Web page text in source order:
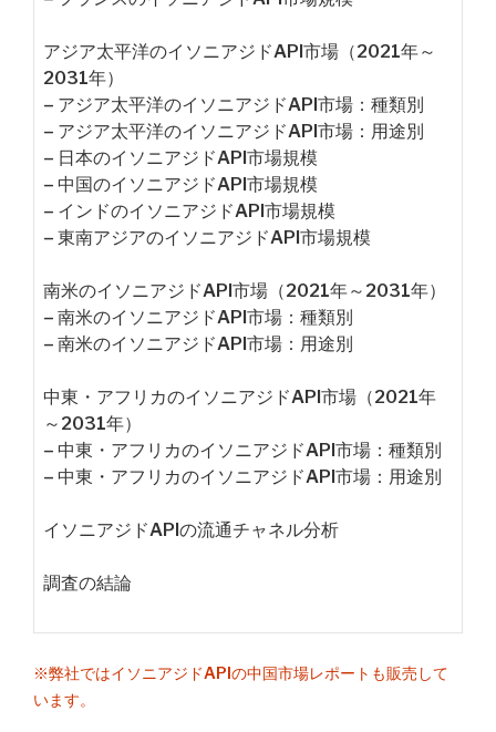
アジア太平洋のイソニアジドAPI市場（2021年～
2031年）
– アジア太平洋のイソニアジドAPI市場：種類別
– アジア太平洋のイソニアジドAPI市場：用途別
– 日本のイソニアジドAPI市場規模
– 中国のイソニアジドAPI市場規模
– インドのイソニアジドAPI市場規模
– 東南アジアのイソニアジドAPI市場規模
南米のイソニアジドAPI市場（2021年～2031年）
– 南米のイソニアジドAPI市場：種類別
– 南米のイソニアジドAPI市場：用途別
中東・アフリカのイソニアジドAPI市場（2021年
～2031年）
– 中東・アフリカのイソニアジドAPI市場：種類別
– 中東・アフリカのイソニアジドAPI市場：用途別
イソニアジドAPIの流通チャネル分析
調査の結論
※弊社ではイソニアジドAPIの中国市場レポートも販売して
います。